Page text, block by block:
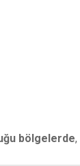
bölgelerde